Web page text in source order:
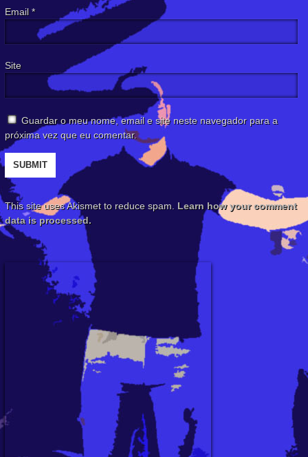
Email *
Site
Guardar o meu nome, email e site neste navegador para a
próxima vez que eu comentar.
This site uses Akismet to reduce spam. Learn how your comment
data is processed.